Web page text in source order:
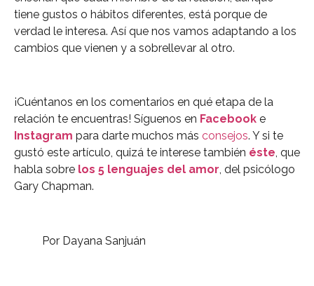
tiene gustos o hábitos diferentes, está porque de
verdad le interesa. Así que nos vamos adaptando a los
cambios que vienen y a sobrellevar al otro.
¡Cuéntanos en los comentarios en qué etapa de la
relación te encuentras! Síguenos en Facebook e
Instagram para darte muchos más consejos. Y si te
gustó este artículo, quizá te interese también éste , que
habla sobre los 5 lenguajes del amor , del psicólogo
Gary Chapman.
Por Dayana Sanjuán